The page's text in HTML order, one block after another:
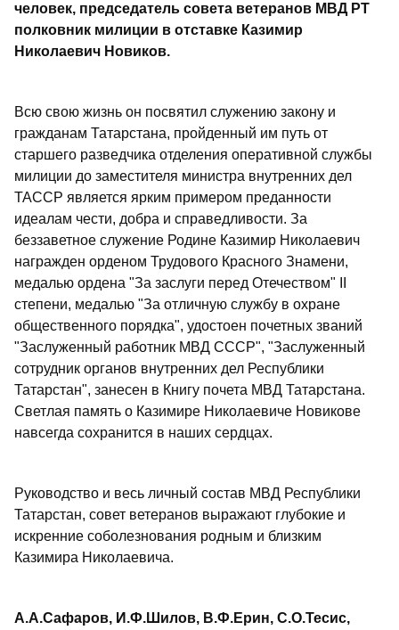
человек, председатель совета ветеранов МВД РТ
полковник милиции в отставке Казимир
Николаевич Новиков.
Всю свою жизнь он посвятил служению закону и
гражданам Татарстана, пройденный им путь от
старшего разведчика отделения оперативной службы
милиции до заместителя министра внутренних дел
ТАССР является ярким примером преданности
идеалам чести, добра и справедливости. За
беззаветное служение Родине Казимир Николаевич
награжден орденом Трудового Красного Знамени,
медалью ордена "За заслуги перед Отечеством" II
степени, медалью "За отличную службу в охране
общественного порядка", удостоен почетных званий
"Заслуженный работник МВД СССР", "Заслуженный
сотрудник органов внутренних дел Республики
Татарстан", занесен в Книгу почета МВД Татарстана.
Светлая память о Казимире Николаевиче Новикове
навсегда сохранится в наших сердцах.
Руководство и весь личный состав МВД Республики
Татарстан, совет ветеранов выражают глубокие и
искренние соболезнования родным и близким
Казимира Николаевича.
А.А.Сафаров, И.Ф.Шилов, В.Ф.Ерин, С.О.Тесис,